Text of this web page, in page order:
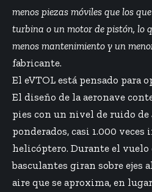
menos piezas móviles que los
turbina o un motor de pistón, lo
menos mantenimiento y un
fabricante.
El eVTOL está pensado para
El diseño de la aeronave
pies con un nivel de ruido de
ponderados, casi 1.000
helicóptero. Durante el vuelo
basculantes giran sobre ejes
aire que se aproxima, en